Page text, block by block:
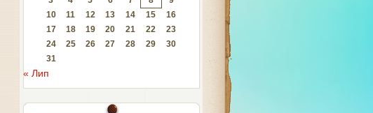
10
11 12 13 14 15
16
17
18 19 20 21 22
23
24
25 26 27 28 29
30
31
« Лип